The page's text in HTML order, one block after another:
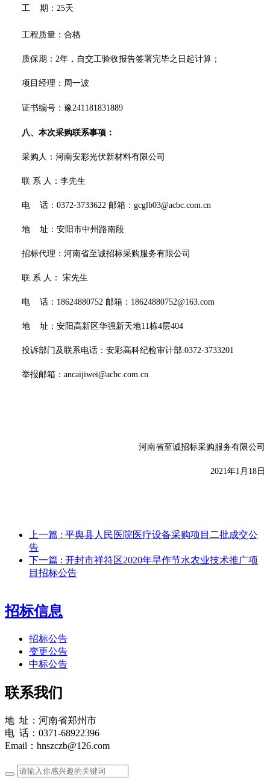
工 期： 25天
工程质量 ：合格
质保期： 2年，自交工验收报告签署完毕之日起计算；
项目经理：周一波
证书编号：豫241181831889
八、本次采购联系事项：
采购人：河南安彩光伏新材料有限公司
联 系 人：李先生
电 话： 0372-3733622 邮箱：gcglb03@acbc.com.cn
地 址：安阳市中州路南段
招标代理：河南省至诚招标采购服务有限公司
联 系 人： 宋先生
电 话： 18624880752 邮箱：18624880752@163.com
地 址：安阳高新区华强新天地11栋4层404
投诉部门及联系电话：安彩高科纪检审计部:0372-3733201
举报邮箱： ancaijiwei@acbc.com.cn
河南省至诚招标采购服务有限公司
2021年1月18日
上一篇 : 平舆县人民医院医疗设备采购项目二批成交公
告
下一篇 : 开封市祥符区2020年旱作节水农业技术推广项
目招标公告
招标信息
招标公告
变更公告
中标公告
联系我们
地 址：河南省郑州市
电 话：0371-68922396
Email：hnszczb@126.com